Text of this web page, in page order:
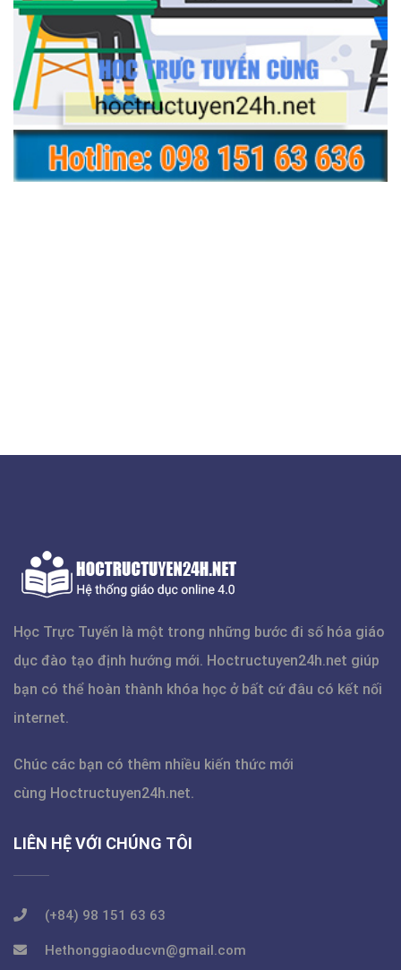
Học Trực Tuyến là một trong những bước đi số hóa giáo
dục đào tạo định hướng mới. Hoctructuyen24h.net giúp
bạn có thể hoàn thành khóa học ở bất cứ đâu có kết nối
internet.
Chúc các bạn có thêm nhiều kiến thức mới
cùng Hoctructuyen24h.net.
LIÊN HỆ VỚI CHÚNG TÔI
(+84) 98 151 63 63
Hethonggiaoducvn@gmail.com